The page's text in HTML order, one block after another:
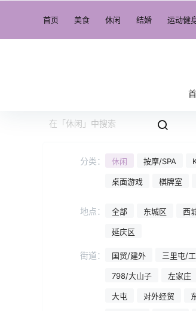
首页 美食 休闲 结婚 运动健
分类： 休闲 按摩/SPA
桌面游戏 棋牌室
地点： 全部 东城区 西
延庆区
街道： 国贸/建外 三里屯/
798/大山子 左家庄
大屯 对外经贸